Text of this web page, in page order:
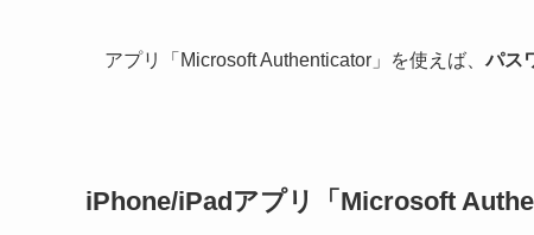
アプリ「Microsoft Authenticator」を使えば、パス
iPhone/iPadアプリ「Microsoft